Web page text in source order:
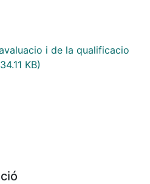
i de la qualificacio
KB)